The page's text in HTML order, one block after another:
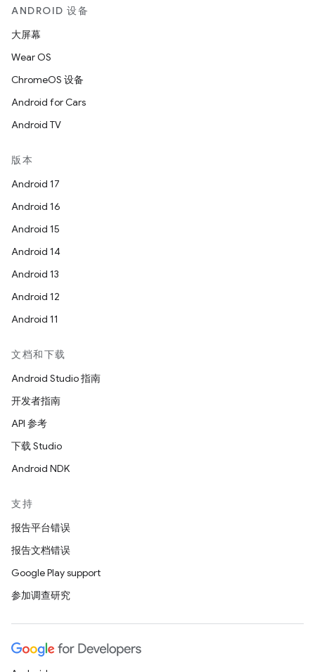
ANDROID 设备
大屏幕
Wear OS
ChromeOS 设备
Android for Cars
Android TV
版本
Android 17
Android 16
Android 15
Android 14
Android 13
Android 12
Android 11
文档和下载
Android Studio 指南
开发者指南
API 参考
下载 Studio
Android NDK
支持
报告平台错误
报告文档错误
Google Play support
参加调查研究